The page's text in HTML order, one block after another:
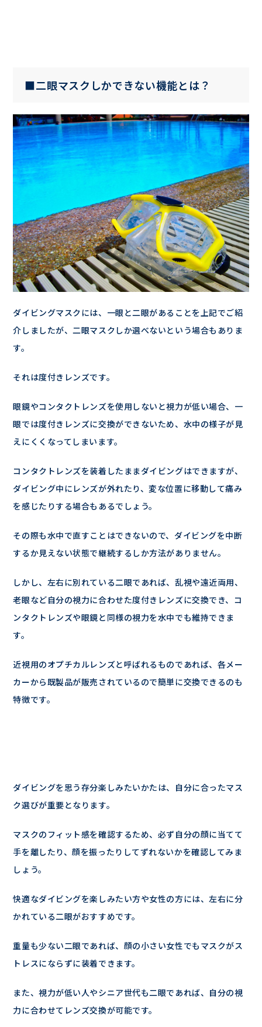
■二眼マスクしかできない機能とは？
ダイビングマスクには、一眼と二眼があることを上記でご紹
介しましたが、二眼マスクしか選べないという場合もありま
す。
それは度付きレンズです。
眼鏡やコンタクトレンズを使用しないと視力が低い場合、一
眼では度付きレンズに交換ができないため、水中の様子が見
えにくくなってしまいます。
コンタクトレンズを装着したままダイビングはできますが、
ダイビング中にレンズが外れたり、変な位置に移動して痛み
を感じたりする場合もあるでしょう。
その際も水中で直すことはできないので、ダイビングを中断
するか見えない状態で継続するしか方法がありません。
しかし、左右に別れている二眼であれば、乱視や遠近両用、
老眼など自分の視力に合わせた度付きレンズに交換でき、コ
ンタクトレンズや眼鏡と同様の視力を水中でも維持できま
す。
近視用のオプチカルレンズと呼ばれるものであれば、各メー
カーから既製品が販売されているので簡単に交換できるのも
特徴です。
ダイビングを思う存分楽しみたいかたは、自分に合ったマス
ク選びが重要となります。
マスクのフィット感を確認するため、必ず自分の顔に当てて
手を離したり、顔を振ったりしてずれないかを確認してみま
しょう。
快適なダイビングを楽しみたい方や女性の方には、左右に分
かれている二眼がおすすめです。
重量も少ない二眼であれば、顔の小さい女性でもマスクがス
トレスにならずに装着できます。
また、視力が低い人やシニア世代も二眼であれば、自分の視
力に合わせてレンズ交換が可能です。